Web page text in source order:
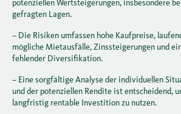
potenziellen Wertsteigerungen, insbesondere
gefragten Lagen.
– Die Risiken umfassen hohe Kaufpreise,
mögliche Mietausfälle, Zinssteigerungen und
fehlender Diversifikation.
– Eine sorgfältige Analyse der individuellen
und der potenziellen Rendite ist entscheidend,
langfristig rentable Investition zu nutzen.